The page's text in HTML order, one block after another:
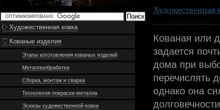
Художественная ковка
Кованые изделия
Этапы изготовления кованых изделий
Металлообработка
Сборка, монтаж и сварка
Технология покраски металла
Эскизы художественной ковки
Художественная
Кованая или
задается
дома при
перечислять
однако она